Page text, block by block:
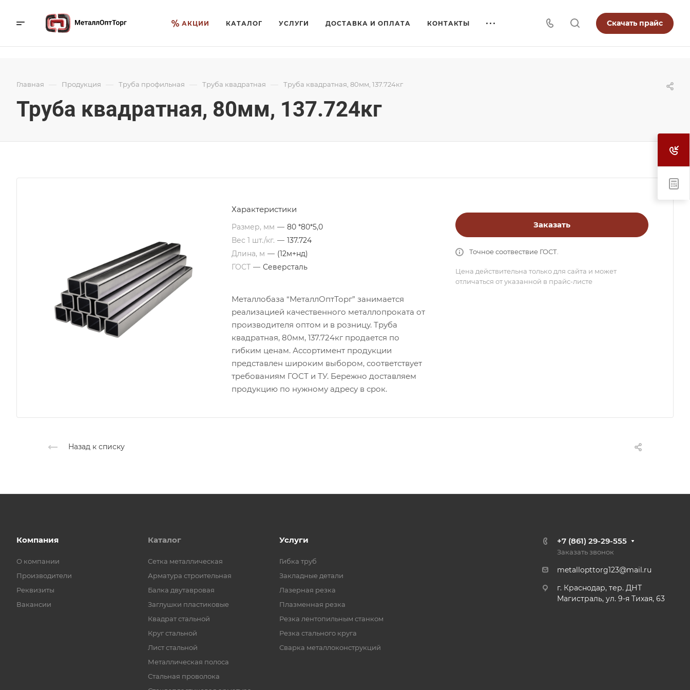
АКЦИИ КАТАЛОГ УСЛУГИ ДОСТАВКА И ОПЛАТА КОНТАКТЫ Скачать прайс
Главная — Продукция — Труба профильная — Труба квадратная — Труба квадратная, 80мм, 137.724кг
Труба квадратная, 80мм, 137.724кг
Характеристики
Размер, мм — 80 *80*5,0
Вес 1 шт./кг. — 137.724
Длина, м — (12м+нд)
ГОСТ — Северсталь
Металлобаза “МеталлОптТорг” занимается
реализацией качественного металлопроката от
производителя оптом и в розницу. Труба
квадратная, 80мм, 137.724кг продается по
гибким ценам. Ассортимент продукции
представлен широким выбором, соответствует
требованиям ГОСТ и ТУ. Бережно доставляем
продукцию по нужному адресу в срок.
Заказать
Точное соотвествие ГОСТ.
Цена действительна только для сайта и может
отличаться от указанной в прайс-листе
Назад к списку
Компания
О компании
Производители
Реквизиты
Вакансии
Каталог
Cетка металлическая
Арматура строительная
Балка двутавровая
Заглушки пластиковые
Квадрат стальной
Круг стальной
Лист стальной
Металлическая полоса
Стальная проволока
Услуги
Гибка труб
Закладные детали
Лазерная резка
Плазменная резка
Резка лентопильным станком
Резка стального круга
Сварка металлоконструкций
+7 (861) 29-29-555
Заказать звонок
metallopttorg123@mail.ru
г. Краснодар, тер. ДНТ
Магистраль, ул. 9-я Тихая, 63